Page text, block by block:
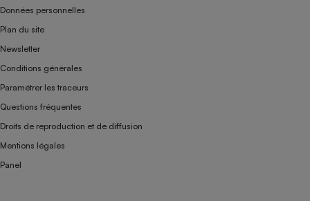
Données personnelles
Plan du site
Newsletter
Conditions générales
Paramétrer les traceurs
Questions fréquentes
Droits de reproduction et de diffusion
Mentions légales
Panel